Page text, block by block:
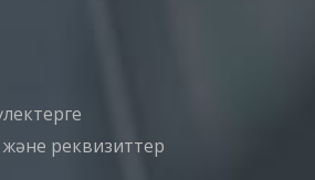
реквизиттер